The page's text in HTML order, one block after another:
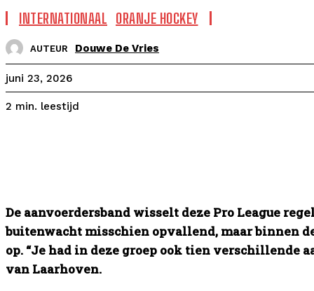
INTERNATIONAAL ORANJE HOCKEY
AUTEUR Douwe De Vries
juni 23, 2026
2 min. leestijd
De aanvoerdersband wisselt deze Pro League
buitenwacht misschien opvallend, maar binnen
op. “Je had in deze groep ook tien verschillende
van Laarhoven.